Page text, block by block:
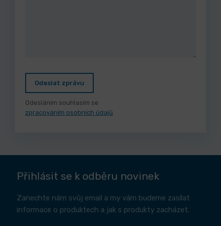
Odeslat zprávu
Odesláním souhlasím se
zpracováním osobních údajů
Přihlásit se k odběru novinek
Zanechte nám svůj email a my vám budeme zasílat
informace o produktech a jak s produkty zacházet.